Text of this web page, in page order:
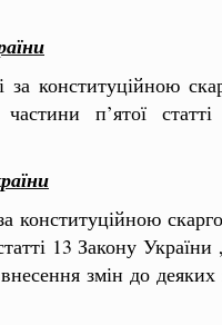
за конституційною
частини п’ятої
конституційною
13 Закону України
змін до